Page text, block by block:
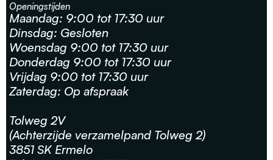
Openingstijden
Maandag: 9:00 tot 17:30 uur
Dinsdag: Gesloten
Woensdag 9:00 tot 17:30 uur
Donderdag 9:00 tot 17:30 uur
Vrijdag 9:00 tot 17:30 uur
Zaterdag: Op afspraak
Tolweg 2V
(Achterzijde verzamelpand Tolweg 2)
3851 SK Ermelo